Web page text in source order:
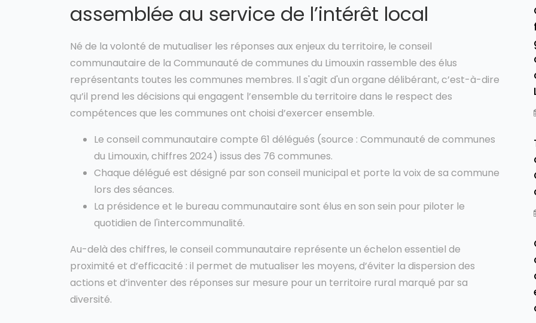
assemblée au service de l’intérêt local
Né de la volonté de mutualiser les réponses aux enjeux du territoire, le conseil
communautaire de la Communauté de communes du Limouxin rassemble des élus
représentants toutes les communes membres. Il s'agit d'un organe délibérant, c’est-à-dire
qu’il prend les décisions qui engagent l’ensemble du territoire dans le respect des
compétences que les communes ont choisi d’exercer ensemble.
Le conseil communautaire compte 61 délégués (source : Communauté de communes
du Limouxin, chiffres 2024) issus des 76 communes.
Chaque délégué est désigné par son conseil municipal et porte la voix de sa commune
lors des séances.
La présidence et le bureau communautaire sont élus en son sein pour piloter le
quotidien de l'intercommunalité.
Au-delà des chiffres, le conseil communautaire représente un échelon essentiel de
proximité et d’efficacité : il permet de mutualiser les moyens, d’éviter la dispersion des
actions et d’inventer des réponses sur mesure pour un territoire rural marqué par sa
diversité.